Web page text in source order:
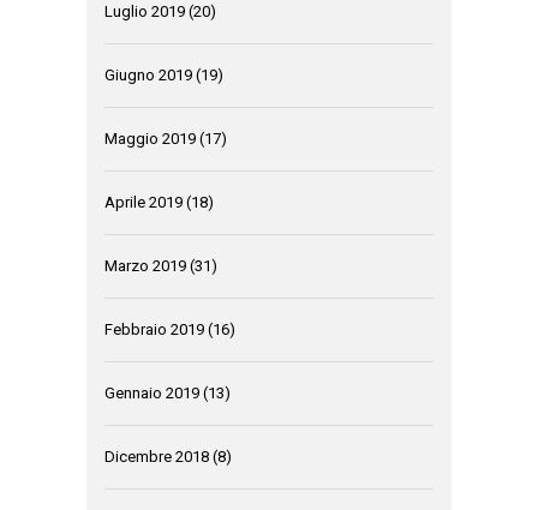
Luglio 2019 (20)
Giugno 2019 (19)
Maggio 2019 (17)
Aprile 2019 (18)
Marzo 2019 (31)
Febbraio 2019 (16)
Gennaio 2019 (13)
Dicembre 2018 (8)